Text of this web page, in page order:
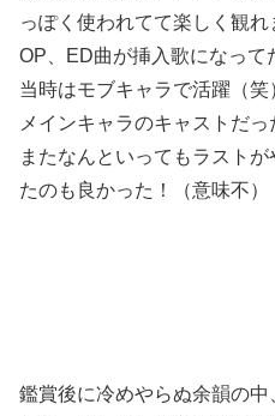
っぽく使われてて楽しく観
OP、ED曲が挿入歌になって
当時はモブキャラで活躍（
メインキャラのキャストだ
またなんといってもラスト
たのも良かった！（意味不）
鑑賞後に冷めやらぬ余韻の